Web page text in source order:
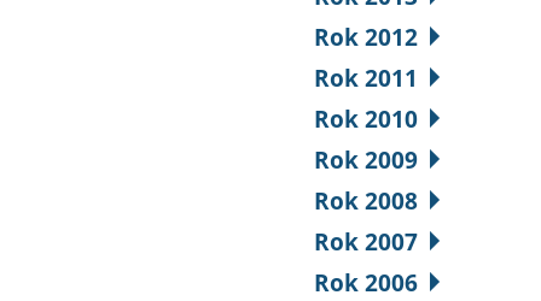
Rok 2012
Rok 2011
Rok 2010
Rok 2009
Rok 2008
Rok 2007
Rok 2006